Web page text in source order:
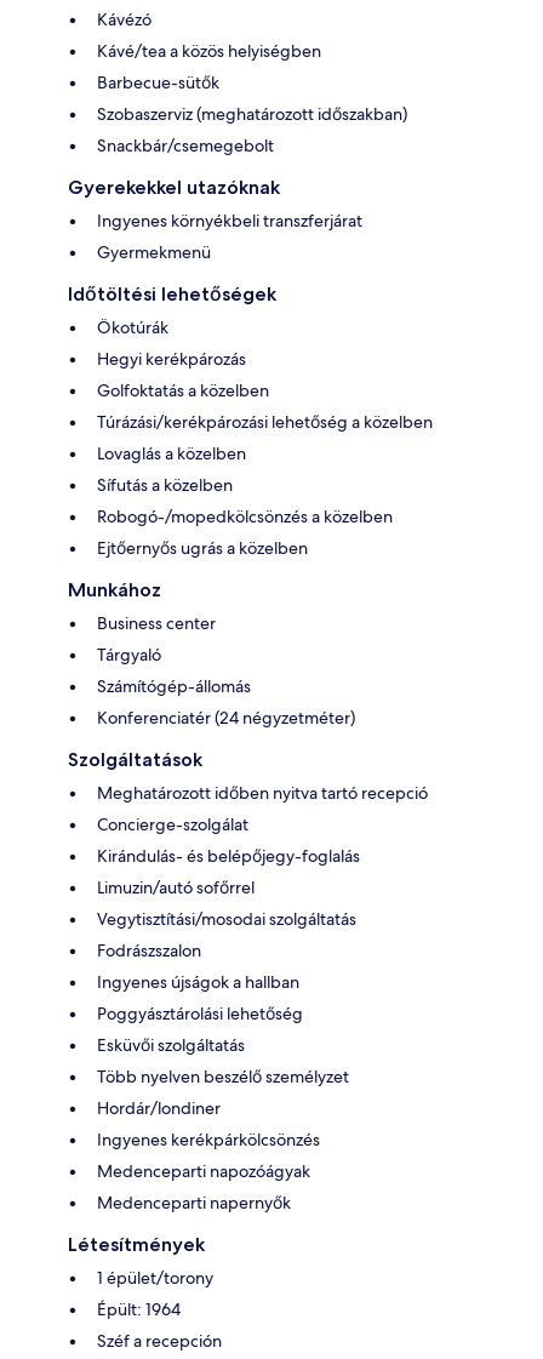
Kávézó
Kávé/tea a közös helyiségben
Barbecue-sütők
Szobaszerviz (meghatározott időszakban)
Snackbár/csemegebolt
Gyerekekkel utazóknak
Ingyenes környékbeli transzferjárat
Gyermekmenü
Időtöltési lehetőségek
Ökotúrák
Hegyi kerékpározás
Golfoktatás a közelben
Túrázási/kerékpározási lehetőség a közelben
Lovaglás a közelben
Sífutás a közelben
Robogó-/mopedkölcsönzés a közelben
Ejtőernyős ugrás a közelben
Munkához
Business center
Tárgyaló
Számítógép-állomás
Konferenciatér (24 négyzetméter)
Szolgáltatások
Meghatározott időben nyitva tartó recepció
Concierge-szolgálat
Kirándulás- és belépőjegy-foglalás
Limuzin/autó sofőrrel
Vegytisztítási/mosodai szolgáltatás
Fodrászszalon
Ingyenes újságok a hallban
Poggyásztárolási lehetőség
Esküvői szolgáltatás
Több nyelven beszélő személyzet
Hordár/londiner
Ingyenes kerékpárkölcsönzés
Medenceparti napozóágyak
Medenceparti napernyők
Létesítmények
1 épület/torony
Épült: 1964
Széf a recepción